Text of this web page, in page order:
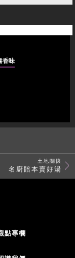
香味
土地關懷
名廚賠本賣好湯
點專欄